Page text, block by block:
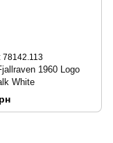
78142.113
1960 Logo
White